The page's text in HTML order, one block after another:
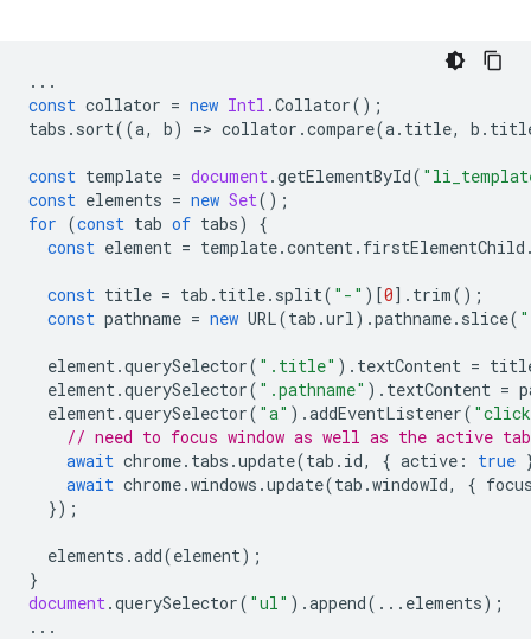
...
const collator = new Intl .Collator();
tabs . sort((a, b) => collator .compare(a. title, b .
const template = document.getElementById(
const elements = new Set();
for (const tab of tabs)
{
const element = template.content. firstElementChild
const title = tab . title. split( "-" )[0]. trim();
const pathname = new URL(tab .url).pathname. slice(
element.querySelector( ".title" ). textContent =
element.querySelector( ".pathname" ). textContent =
element.querySelector( "a" ).addEventListener(
// need to focus window as well as the active tab
await chrome. tabs .update(tab . id, { active : true
await chrome.windows .update(tab .windowId, {
});
elements .add(element);
}
document.querySelector( "ul" ).append(... elements);
...